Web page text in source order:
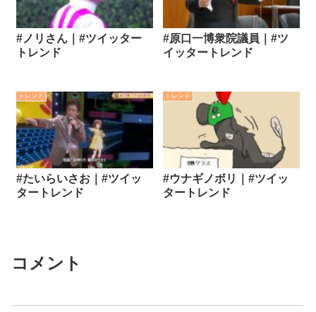
#ノリさん｜#ツイッター
トレンド
#原口一博衆院議員｜#ツ
イッタートレンド
トレンド
#たいらいさお｜#ツイッ
タートレンド
トレンド
#ウナギノボリ｜#ツイッ
タートレンド
コメント